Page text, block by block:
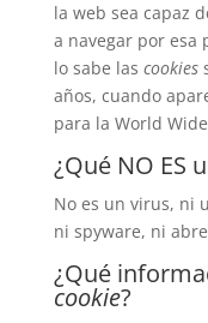
la web sea capaz
a navegar por esa
lo sabe las cookies
años, cuando
para la World
¿Qué NO ES
No es un virus, ni
ni spyware, ni
¿Qué
cookie?